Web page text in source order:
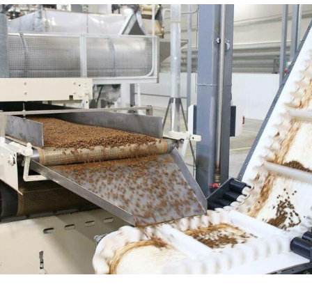
Большая африканская экспедиция
Укрепление духовно-нравственных ценностей
События в России и мире